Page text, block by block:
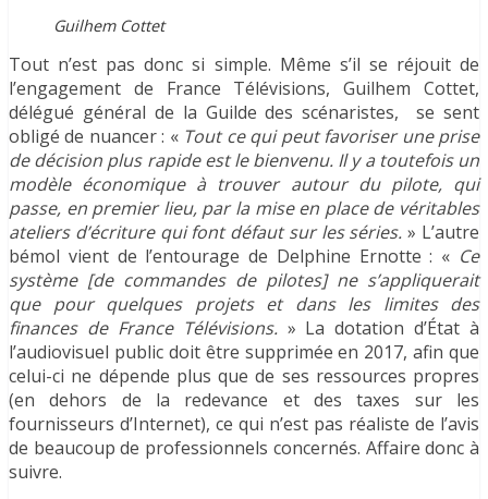
Guilhem Cottet
Tout n’est pas donc si simple. Même s’il se réjouit de
l’engagement de France Télévisions, Guilhem Cottet,
délégué général de la Guilde des scénaristes, se sent
obligé de nuancer : « Tout ce qui peut favoriser une prise
de décision plus rapide est le bienvenu. Il y a toutefois un
modèle économique à trouver autour du pilote, qui
passe, en premier lieu, par la mise en place de véritables
ateliers d’écriture qui font défaut sur les séries.» L’autre
bémol vient de l’entourage de Delphine Ernotte : « Ce
système [de commandes de pilotes] ne s’appliquerait
que pour quelques projets et dans les limites des
finances de France Télévisions. » La dotation d’État à
l’audiovisuel public doit être supprimée en 2017, afin que
celui-ci ne dépende plus que de ses ressources propres
(en dehors de la redevance et des taxes sur les
fournisseurs d’Internet), ce qui n’est pas réaliste de l’avis
de beaucoup de professionnels concernés. Affaire donc à
suivre.